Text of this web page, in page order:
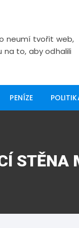
neumí tvořit web,
na to, aby odhalili
PENÍZE
STĚNA